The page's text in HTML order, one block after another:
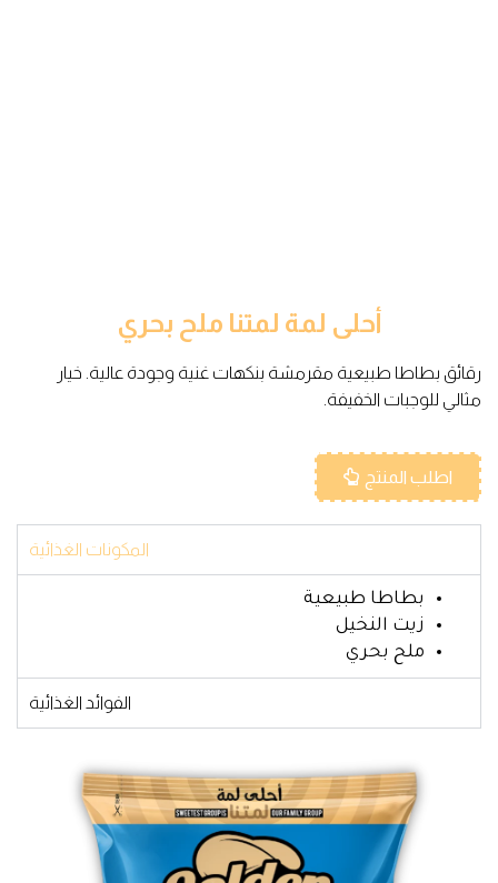
أحلى لمة لمتنا ملح بحري
رقائق بطاطا طبيعية مقرمشة بنكهات غنية وجودة عالية. خيار
مثالي للوجبات الخفيفة.
اطلب المنتج
المكونات الغذائية
بطاطا طبيعية
زيت النخيل
ملح بحري
الفوائد الغذائية